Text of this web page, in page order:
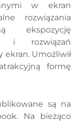
w ekran
rozwiązania
ekspozycję
i rozwiązań
Umożliwił
formę
są na
Na bieżąco